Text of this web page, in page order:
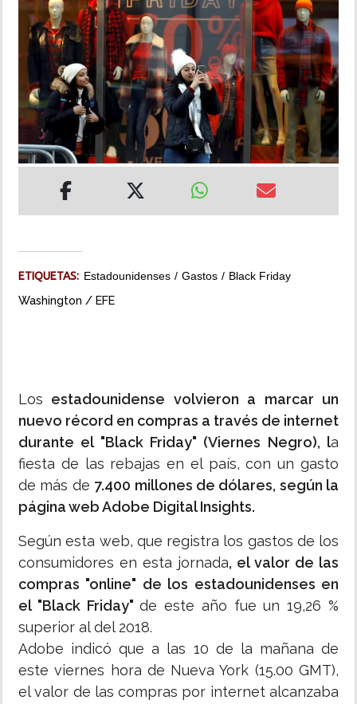
INSÓLITAS
MULTIMEDIA
IMPRESO
ETIQUETAS: Estadounidenses Gastos Black Friday
Washington / EFE
Los estadounidense volvieron a marcar un
nuevo récord en compras a través de internet
durante el "Black Friday" (Viernes Negro), la
fiesta de las rebajas en el país, con un gasto
de más de 7.400 millones de dólares, según la
página web Adobe Digital Insights.
Según esta web, que registra los gastos de los
consumidores en esta jornada, el valor de las
compras "online" de los estadounidenses en
el "Black Friday"de este año fue un 19,26 %
superior al del 2018.
Adobe indicó que a las 10 de la mañana de
este viernes hora de Nueva York (15.00 GMT),
el valor de las compras por internet alcanzaba